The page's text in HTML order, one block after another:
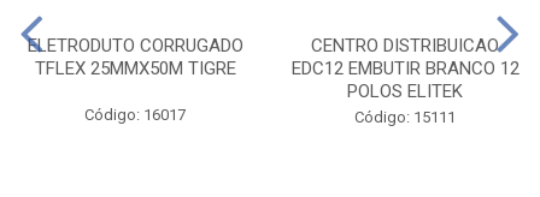
ELETRODUTO CORRUGADO
TFLEX 25MMX50M TIGRE
Código: 16017
CENTRO DISTRIBUICAO
EDC12 EMBUTIR BRANCO 12
POLOS ELITEK
Código: 15111